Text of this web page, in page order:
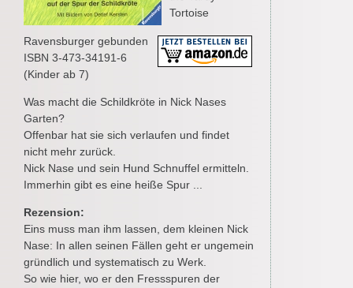
Tortoise
Ravensburger gebunden
ISBN 3-473-34191-6
(Kinder ab 7)
Was macht die Schildkröte in Nick Nases
Garten?
Offenbar hat sie sich verlaufen und findet
nicht mehr zurück.
Nick Nase und sein Hund Schnuffel ermitteln.
Immerhin gibt es eine heiße Spur ...
Rezension:
Eins muss man ihm lassen, dem kleinen Nick
Nase: In allen seinen Fällen geht er ungemein
gründlich und systematisch zu Werk.
So wie hier, wo er den Fressspuren der